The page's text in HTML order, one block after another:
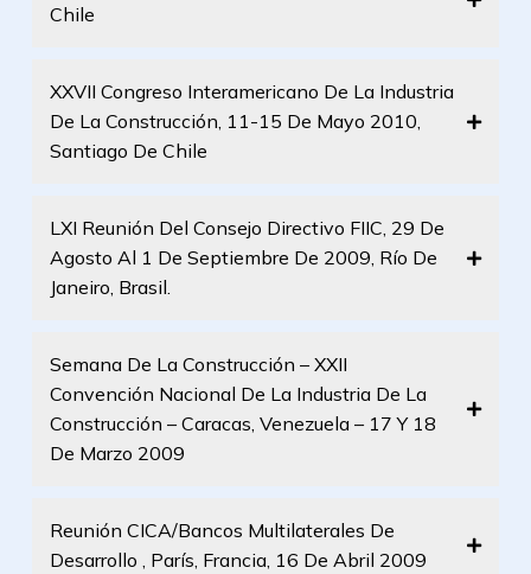
Chile
XXVII Congreso Interamericano De La Industria
De La Construcción, 11-15 De Mayo 2010,
Santiago De Chile
LXI Reunión Del Consejo Directivo FIIC, 29 De
Agosto Al 1 De Septiembre De 2009, Río De
Janeiro, Brasil.
Semana De La Construcción – XXII
Convención Nacional De La Industria De La
Construcción – Caracas, Venezuela – 17 Y 18
De Marzo 2009
Reunión CICA/Bancos Multilaterales De
Desarrollo , París, Francia, 16 De Abril 2009